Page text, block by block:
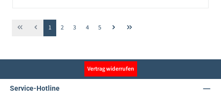
Seite
1 Seite
2 Seite
3 Seite
4 Seite
5
Vertrag widerrufen
Service-Hotline